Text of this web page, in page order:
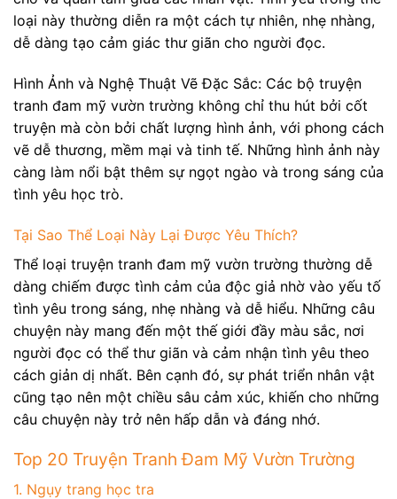
loại này thường diễn ra một cách tự nhiên, nhẹ nhàng,
dễ dàng tạo cảm giác thư giãn cho người đọc.
Hình Ảnh và Nghệ Thuật Vẽ Đặc Sắc: Các bộ truyện
tranh đam mỹ vườn trường không chỉ thu hút bởi cốt
truyện mà còn bởi chất lượng hình ảnh, với phong cách
vẽ dễ thương, mềm mại và tinh tế. Những hình ảnh này
càng làm nổi bật thêm sự ngọt ngào và trong sáng của
tình yêu học trò.
Tại Sao Thể Loại Này Lại Được Yêu Thích?
Thể loại truyện tranh đam mỹ vườn trường thường dễ
dàng chiếm được tình cảm của độc giả nhờ vào yếu tố
tình yêu trong sáng, nhẹ nhàng và dễ hiểu. Những câu
chuyện này mang đến một thế giới đầy màu sắc, nơi
người đọc có thể thư giãn và cảm nhận tình yêu theo
cách giản dị nhất. Bên cạnh đó, sự phát triển nhân vật
cũng tạo nên một chiều sâu cảm xúc, khiến cho những
câu chuyện này trở nên hấp dẫn và đáng nhớ.
Top 20 Truyện Tranh Đam Mỹ Vườn Trường
1. Ngụy trang học tra